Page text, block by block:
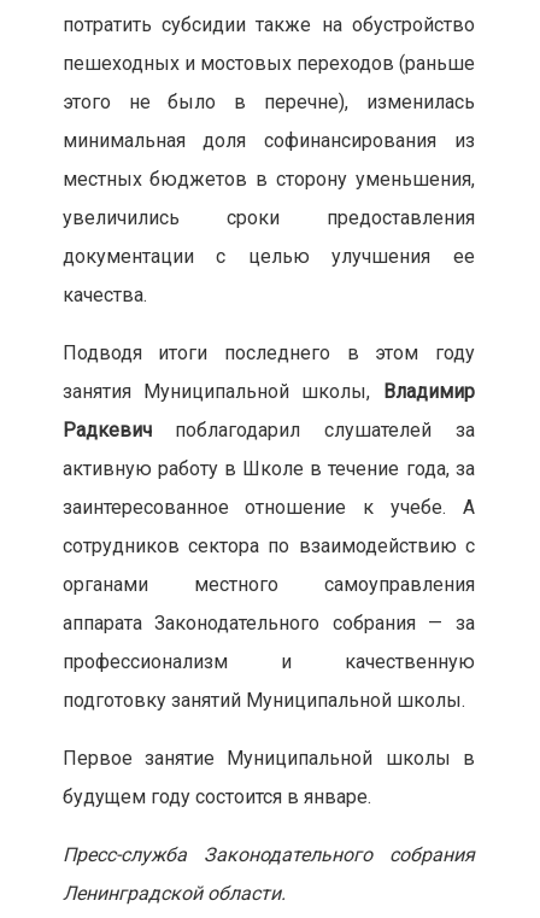
потратить субсидии также на обустройство
пешеходных и мостовых переходов (раньше
этого не было в перечне), изменилась
минимальная доля софинансирования из
местных бюджетов в сторону уменьшения,
увеличились сроки предоставления
документации с целью улучшения ее
качества.
Подводя итоги последнего в этом году
занятия Муниципальной школы,
Владимир
Радкевичпоблагодарил слушателей за
активную работу в Школе в течение года, за
заинтересованное отношение к учебе. А
сотрудников сектора по взаимодействию с
органами местного самоуправления
аппарата Законодательного собрания — за
профессионализм и качественную
подготовку занятий Муниципальной школы.
Первое занятие Муниципальной школы в
будущем году состоится в январе.
Пресс-служба Законодательного собрания
Ленинградской области.